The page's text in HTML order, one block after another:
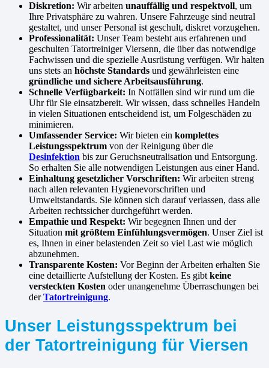
Diskretion: Wir arbeiten unauffällig und respektvoll, um
Ihre Privatsphäre zu wahren. Unsere Fahrzeuge sind neutral
gestaltet, und unser Personal ist geschult, diskret vorzugehen.
Professionalität: Unser Team besteht aus erfahrenen und
geschulten Tatortreiniger Viersenn, die über das notwendige
Fachwissen und die spezielle Ausrüstung verfügen. Wir halten
uns stets an höchste Standards und gewährleisten eine
gründliche und sichere Arbeitsausführung.
Schnelle Verfügbarkeit: In Notfällen sind wir rund um die
Uhr für Sie einsatzbereit. Wir wissen, dass schnelles Handeln
in vielen Situationen entscheidend ist, um Folgeschäden zu
minimieren.
Umfassender Service: Wir bieten ein komplettes
Leistungsspektrum von der Reinigung über die
Desinfektion bis zur Geruchsneutralisation und Entsorgung.
So erhalten Sie alle notwendigen Leistungen aus einer Hand.
Einhaltung gesetzlicher Vorschriften: Wir arbeiten streng
nach allen relevanten Hygienevorschriften und
Umweltstandards. Sie können sich darauf verlassen, dass alle
Arbeiten rechtssicher durchgeführt werden.
Empathie und Respekt: Wir begegnen Ihnen und der
Situation mit größtem Einfühlungsvermögen. Unser Ziel ist
es, Ihnen in einer belastenden Zeit so viel Last wie möglich
abzunehmen.
Transparente Kosten: Vor Beginn der Arbeiten erhalten Sie
eine detaillierte Aufstellung der Kosten. Es gibt keine
versteckten Kosten oder unangenehme Überraschungen bei
derTatortreinigung.
Unser Leistungsspektrum bei
der Tatortreinigung für Viersen